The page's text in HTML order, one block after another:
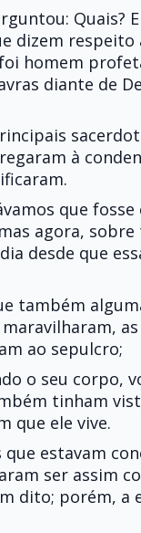
Quais?
dizem respeito
homem
diante de
à
que fosse
agora,
desde que
também
ao sepulcro;
o seu corpo,
tinham
que ele vive.
que estavam
ser assim
dito; porém, a